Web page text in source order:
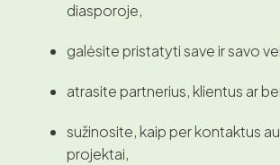
diasporoje,
galėsite pristatyti save ir savo
atrasite partnerius, klientus ar
sužinosite, kaip per kontaktus
projektai,